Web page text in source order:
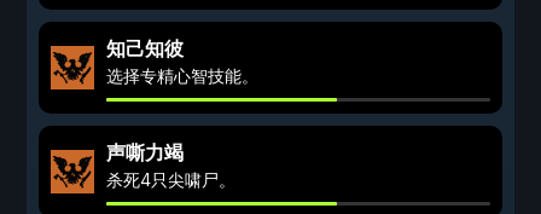
知己知彼
选择专精心智技能。
声嘶力竭
杀死4只尖啸尸。